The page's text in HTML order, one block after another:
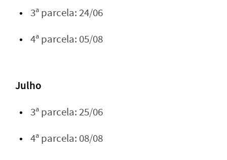
3ª parcela: 24/06
4ª parcela: 05/08
Julho
3ª parcela: 25/06
4ª parcela: 08/08